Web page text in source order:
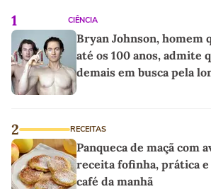
1 CIÊNCIA
Bryan Johnson, homem
até os 100 anos, admite
demais em busca pela
2 RECEITAS
Panqueca de maçã com
receita fofinha, prática
café da manhã